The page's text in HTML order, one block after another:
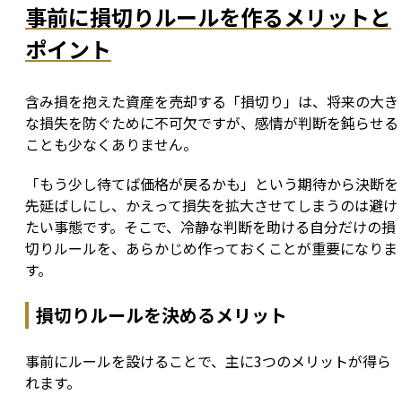
事前に損切りルールを作るメリットと
ポイント
含み損を抱えた資産を売却する「損切り」は、将来の大き
な損失を防ぐために不可欠ですが、感情が判断を鈍らせる
ことも少なくありません。
「もう少し待てば価格が戻るかも」という期待から決断を
先延ばしにし、かえって損失を拡大させてしまうのは避け
たい事態です。そこで、冷静な判断を助ける自分だけの損
切りルールを、あらかじめ作っておくことが重要になりま
す。
損切りルールを決めるメリット
事前にルールを設けることで、主に3つのメリットが得ら
れます。